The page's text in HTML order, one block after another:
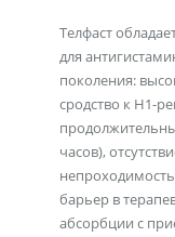
Телфаст
для
поколения:
сродство к Н1-
часов),
барьер в
абсорбции с